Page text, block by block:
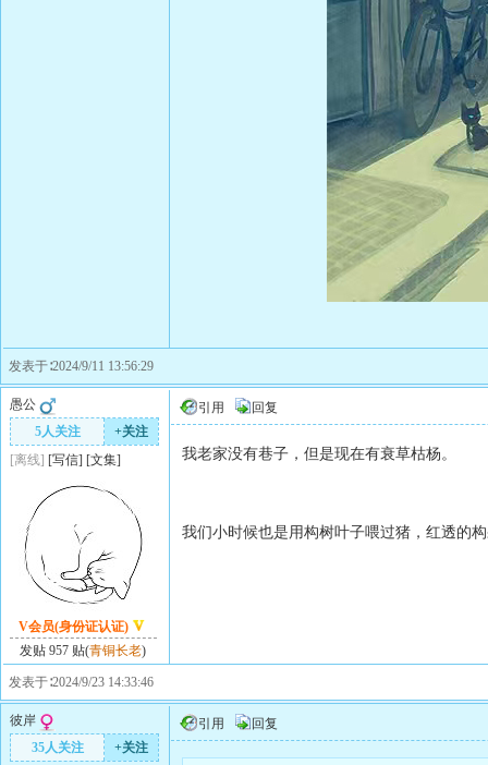
发表于∶2024/9/11 13:56:29
愚公
5人关注
+关注
[离线] [写信] [文集]
V会员(身份证认证)
发贴 957 贴(青铜长老)
引用 回复
我老家没有巷子，但是现在有衰草枯杨。
我们小时候也是用构树叶子喂过猪，红透的
发表于∶2024/9/23 14:33:46
彼岸
35人关注
+关注
引用 回复